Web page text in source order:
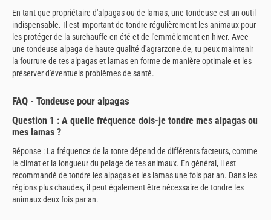
En tant que propriétaire d'alpagas ou de lamas, une tondeuse est un outil
indispensable. Il est important de tondre régulièrement les animaux pour
les protéger de la surchauffe en été et de l'emmêlement en hiver. Avec
une tondeuse alpaga de haute qualité d'agrarzone.de, tu peux maintenir
la fourrure de tes alpagas et lamas en forme de manière optimale et les
préserver d'éventuels problèmes de santé.
FAQ - Tondeuse pour alpagas
Question 1 : A quelle fréquence dois-je tondre mes alpagas ou
mes lamas ?
Réponse : La fréquence de la tonte dépend de différents facteurs, comme
le climat et la longueur du pelage de tes animaux. En général, il est
recommandé de tondre les alpagas et les lamas une fois par an. Dans les
régions plus chaudes, il peut également être nécessaire de tondre les
animaux deux fois par an.